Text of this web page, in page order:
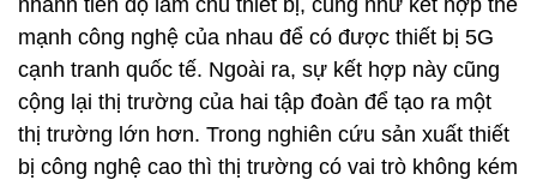
nhanh tiến độ làm chủ thiết bị, cũng như kết hợp thế
mạnh công nghệ của nhau để có được thiết bị 5G
cạnh tranh quốc tế. Ngoài ra, sự kết hợp này cũng
cộng lại thị trường của hai tập đoàn để tạo ra một
thị trường lớn hơn. Trong nghiên cứu sản xuất thiết
bị công nghệ cao thì thị trường có vai trò không kém